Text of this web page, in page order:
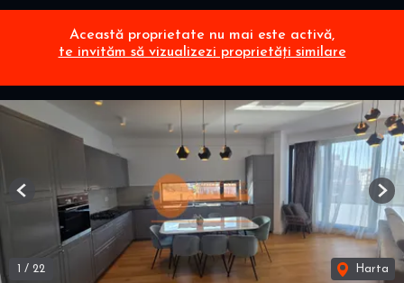
Această proprietate nu mai este activă,
te invităm să vizualizezi proprietăți similare
/ 22 Harta
Previous